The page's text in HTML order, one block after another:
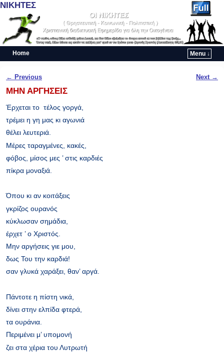
ΝΙΚΗΤΕΣ
Home
Menu ↓
Post navigation
← Previous Next →
ΜΗΝ ΑΡΓΗΣΕΙΣ
Έρχεται το τέλος γοργά,
τρέμει η γη μας κι αγωνιά
θέλει λευτεριά.
Μέρες ταραγμένες, κακές,
φόβος, μίσος μες ’ στις καρδιές
πίκρα μοναξιά.
Όπου κι αν κοιτάξεις
γκρίζος ουρανός
κύκλωσαν σημάδια,
έρχετ ’ ο Χριστός.
Μην αργήσεις γιε μου,
δως Του την καρδιά!
σαν γλυκά χαράξει, θαν’ αργά.
Πάντοτε η πίστη νικά,
δίνει στην ελπίδα φτερά,
τα ουράνια.
Περιμένει μ’ υπομονή
ζει στα χέρια του Λυτρωτή